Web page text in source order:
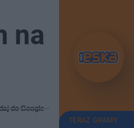
na
do Google
TERAZ GRAMY